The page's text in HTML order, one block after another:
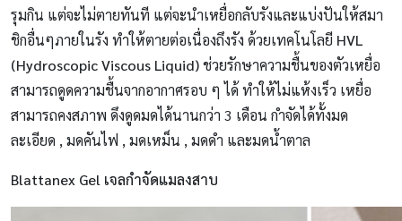
รุมกิน แต่จะไม่ตายทันที แต่จะนำเหยื่อกลับรังและแบ่งปันให้สมา
ชิกอื่นๆภายในรัง ทำให้ตายต่อเนื่องถึงรัง ด้วยเทคโนโลยี HVL
(Hydroscopic Viscous Liquid)ช่วยรักษาความชื้นของตัวเหยื่อ
สามารถดูดความชื้นจากอากาศรอบ ๆ ได้ ทำให้ไม่แห้งเร็ว เหยื่อ
สามารถคงสภาพ ดึงดูดมดได้นานกว่า 3 เดือน กำจัดได้ทั้งมด
ละเอียด , มดคันไฟ , มดเหม็น , มดดำ และมดน้ำตาล
Blattanex Gel เจลกำจัดแมลงสาบ